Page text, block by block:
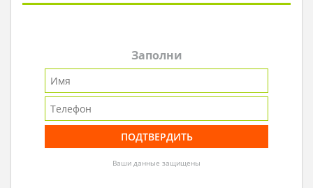
Заполни
Ваши данные защищены